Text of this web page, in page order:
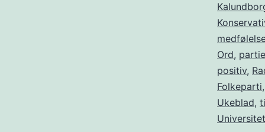
Ord,
positiv,
Folkeparti
Ukeblad,